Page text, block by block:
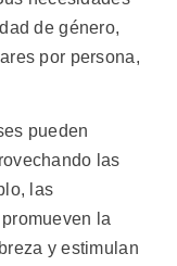
de género,
por persona,
pueden
las
las
la
y estimulan